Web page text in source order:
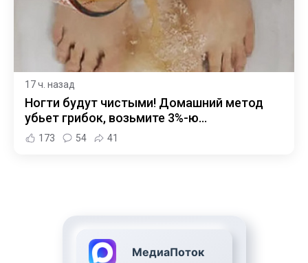
17 ч. назад
Ногти будут чистыми! Домашний метод
убьет грибок, возьмите 3%-ю…
173 54 41
МедиаПоток